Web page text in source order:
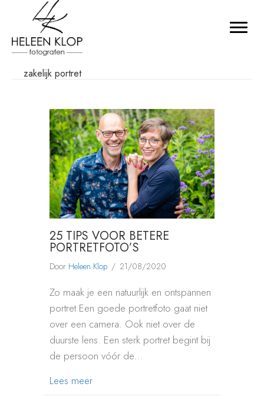
zakelijk portret
25 TIPS VOOR BETERE
PORTRETFOTO’S
Door Heleen Klop / 21/08/2020
Zo maak je een natuurlijk en ontspannen
portret Een goede portretfoto gaat niet
over een camera. Ook niet over de
duurste lens. Een sterk portret begint bij
de persoon vóór de…
Lees meerabout 25 tips voor betere portretfoto’s